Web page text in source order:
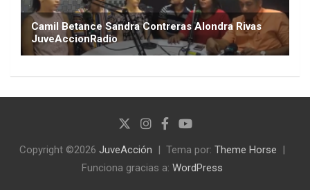
Copyright ©2026 JuveAcción Tema por: Theme Horse
Funciona gracias a: WordPress